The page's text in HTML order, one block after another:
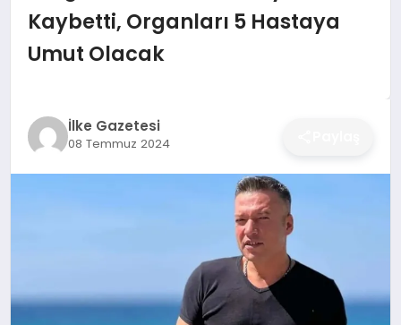
SAĞLIK
MAGAZIN
DÜNYA
Kaybetti, Organları 5 Hastaya
Umut Olacak
İlke Gazetesi
08 Temmuz 2024